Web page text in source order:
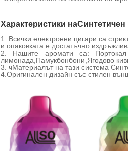
Характеристики наСинтетичен
1. Всички електронни цигари са
и опаковката е достатъчно
2. Нашите аромати са:
лимонада,Памукбонбони,Ягодово
3. чМатериалът на тази система
4.Оригинален дизайн със стилен